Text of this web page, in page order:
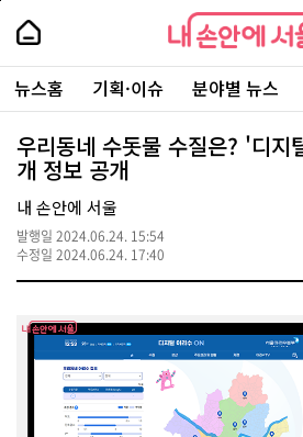
본
로
가
내
손
안
에
서
울
-
서
울
시
대
표
소
통
포
내
손
에
울
주
요
서
뉴스홈 기획·이슈 분야별 뉴스
우리동네 수돗물 수질은? '디지
개 정보 공개
내 손안에 서울
발행일 2024.06.24. 15:54
수정일 2024.06.24. 17:40
페
상
단
로